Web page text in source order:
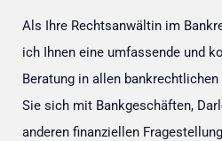
Als Ihre Rechtsanwältin im
ich Ihnen eine umfassende und
Beratung in allen
Sie sich mit Bankgeschäften,
anderen finanziellen